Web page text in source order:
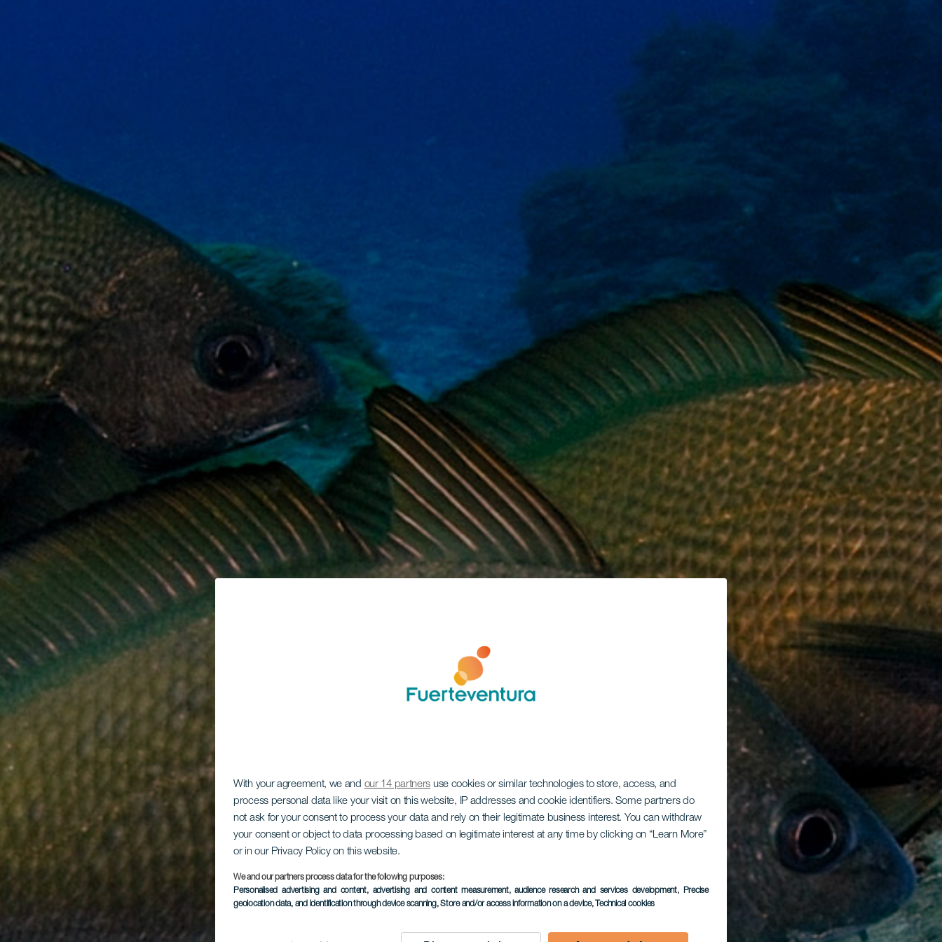
With your agreement, we and our 14 partners use cookies or similar technologies to store, access, and
process personal data like your visit on this website, IP addresses and cookie identifiers. Some partners do
not ask for your consent to process your data and rely on their legitimate business interest. You can withdraw
your consent or object to data processing based on legitimate interest at any time by clicking on “Learn More”
or in our Privacy Policy on this website.
We and our partners process data for the following purposes:
Personalised advertising and content, advertising and content measurement, audience research and services development, Precise
geolocation data, and identification through device scanning, Store and/or access information on a device, Technical cookies